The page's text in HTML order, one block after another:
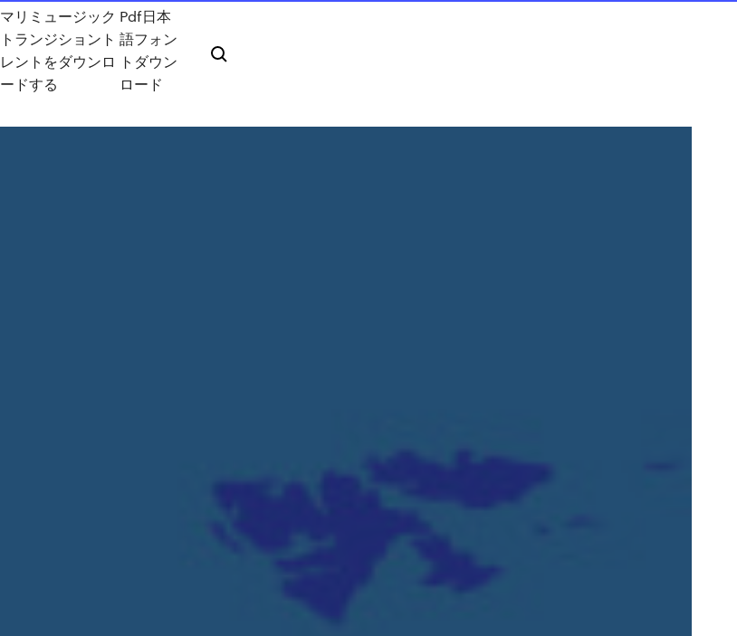
マリミュージック
トランジショント
レントをダウンロ
ードする
Pdf日本
語フォン
トダウン
ロード